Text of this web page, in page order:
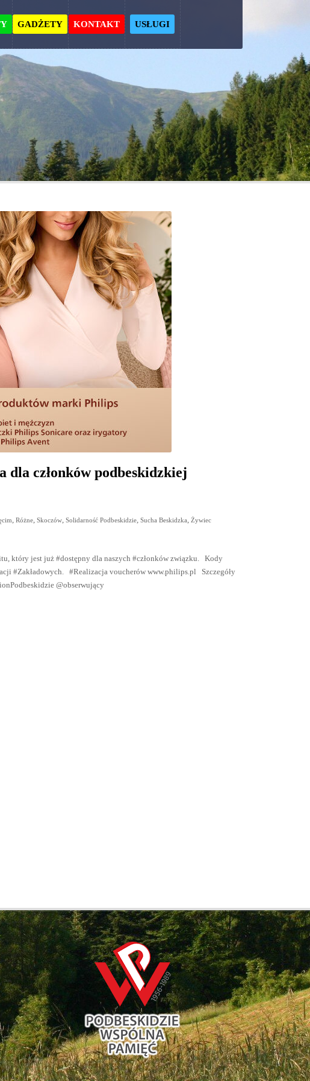
GADŻETY KONTAKT USŁUGI
członków podbeskidzkiej
,Różne,Skoczów,Solidarność Podbeskidzie,Sucha Beskidzka,Żywiec
który jest już #dostępny dla naszych #członków związku. Kody
#Zakładowych. #Realizacja voucherów www.philips.pl Szczegóły
@obserwujący